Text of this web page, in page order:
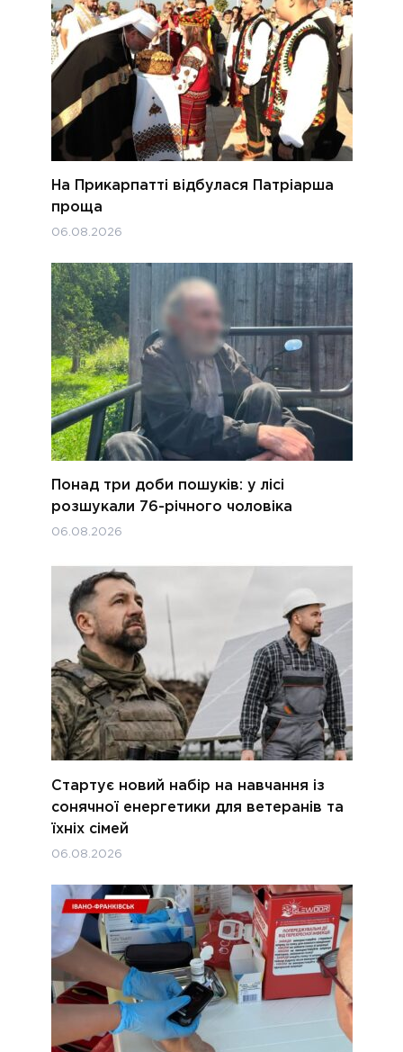
На Прикарпатті відбулася Патріарша
проща
06.08.2026
Понад три доби пошуків: у лісі
розшукали 76-річного чоловіка
06.08.2026
Стартує новий набір на навчання із
сонячної енергетики для ветеранів та
їхніх сімей
06.08.2026